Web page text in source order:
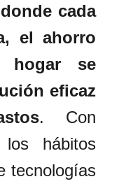
cada
elahorro
se
eficaz
. Con
hábitos
tecnologías